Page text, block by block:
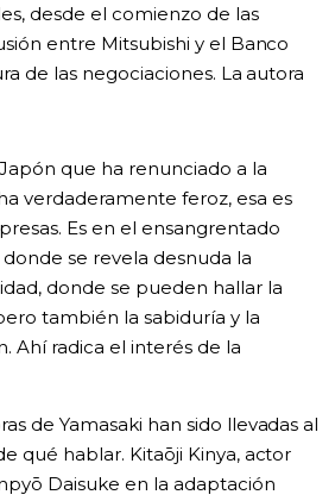
desde el comienzo de las
entre Mitsubishi y el Banco
de las negociaciones. La autora
que ha renunciado a la
verdaderamente feroz, esa es
Es en el ensangrentado
se revela desnuda la
donde se pueden hallar la
también la sabiduría y la
Ahí radica el interés de la
de Yamasaki han sido llevadas al
qué hablar. Kitaōji Kinya, actor
Daisuke en la adaptación